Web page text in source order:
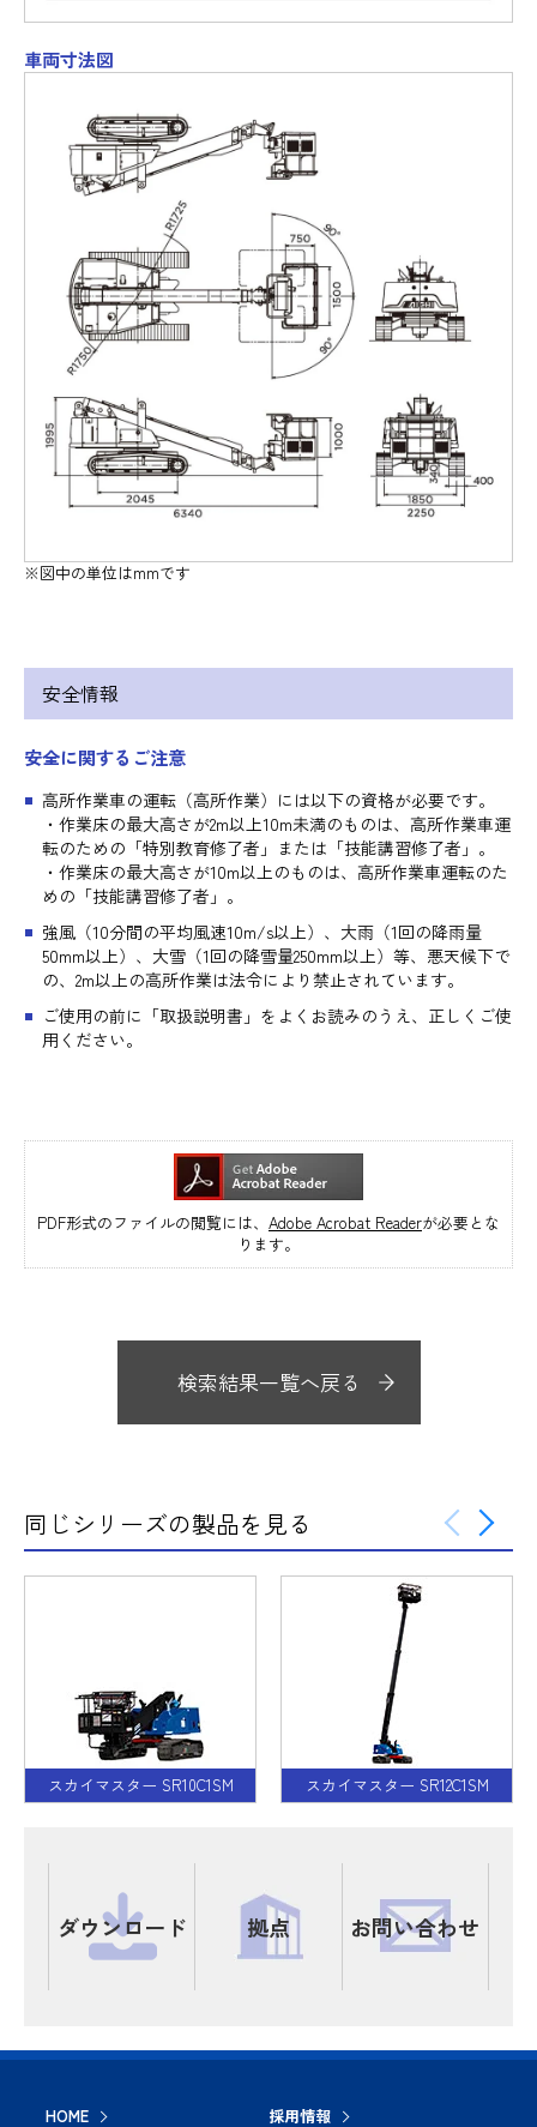
車両寸法図
※図中の単位はmmです
安全情報
安全に関するご注意
高所作業車の運転（高所作業）には以下の資格が必要です。
・作業床の最大高さが2m以上10m未満のものは、高所作業車運
転のための「特別教育修了者」または「技能講習修了者」。
・作業床の最大高さが10m以上のものは、高所作業車運転のた
めの「技能講習修了者」。
強風（10分間の平均風速10m/s以上）、大雨（1回の降雨量
50mm以上）、大雪（1回の降雪量250mm以上）等、悪天候下で
の、2m以上の高所作業は法令により禁止されています。
ご使用の前に「取扱説明書」をよくお読みのうえ、正しくご使
用ください。
PDF形式のファイルの閲覧には、 Adobe Acrobat Readerが必要とな
ります。
検索結果一覧へ戻る
同じシリーズの製品を見る
スカイマスター SR10C1SM スカイマスター SR12C1SM
ダウンロード 拠点 お問い合わせ
HOME 採用情報